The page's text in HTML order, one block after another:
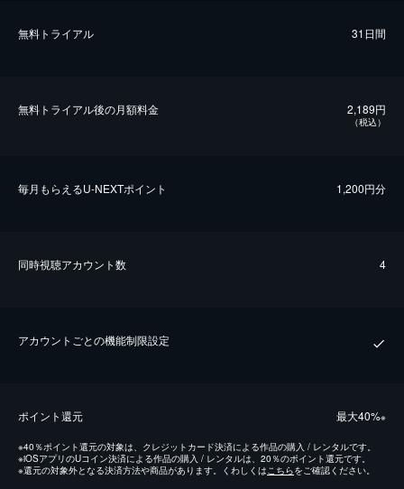
無料トライアル 31日間
無料トライアル後の⽉額料金 2,189円
（税込）
毎⽉もらえるU-NEXTポイント 1,200円分
同時視聴アカウント数 4
アカウントごとの機能制限設定
ポイント還元 最⼤40%※
※40％ポイント還元の対象は、クレジットカード決済による作品の購入 / レンタルです。
※iOSアプリのUコイン決済による作品の購入 / レンタルは、20％のポイント還元です。
※還元の対象外となる決済方法や商品があります。くわしくはこちらをご確認ください。